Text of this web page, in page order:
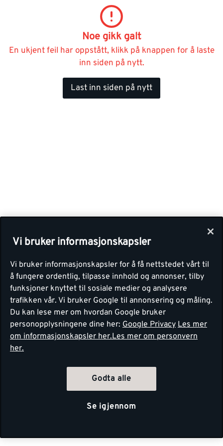
Noe gikk galt
En ukjent feil har oppstått, klikk på knappen for å laste
inn siden på nytt.
Last inn siden på nytt
Vi bruker informasjonskapsler
Vi bruker informasjonskapsler for å få nettstedet vårt til
å fungere ordentlig, tilpasse innhold og annonser, tilby
funksjoner knyttet til sosiale medier og analysere
trafikken vår. Vi bruker Google til annonsering og måling.
Du kan lese mer om hvordan Google bruker
personopplysningene dine her: Google Privacy Les mer
om informasjonskapsler her.Les mer om personvern
her.
Godta alle
Se igjennom